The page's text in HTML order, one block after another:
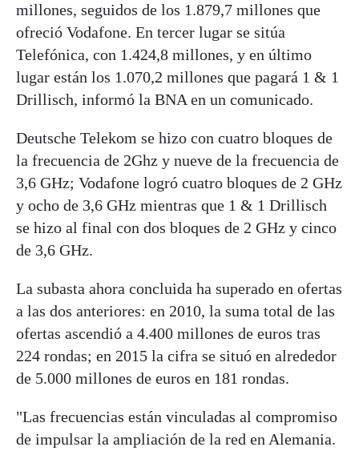
millones, seguidos de los 1.879,7 millones que
ofreció Vodafone. En tercer lugar se sitúa
Telefónica, con 1.424,8 millones, y en último
lugar están los 1.070,2 millones que pagará 1 & 1
Drillisch, informó la BNA en un comunicado.
Deutsche Telekom se hizo con cuatro bloques de
la frecuencia de 2Ghz y nueve de la frecuencia de
3,6 GHz; Vodafone logró cuatro bloques de 2 GHz
y ocho de 3,6 GHz mientras que 1 & 1 Drillisch
se hizo al final con dos bloques de 2 GHz y cinco
de 3,6 GHz.
La subasta ahora concluida ha superado en ofertas
a las dos anteriores: en 2010, la suma total de las
ofertas ascendió a 4.400 millones de euros tras
224 rondas; en 2015 la cifra se situó en alrededor
de 5.000 millones de euros en 181 rondas.
"Las frecuencias están vinculadas al compromiso
de impulsar la ampliación de la red en Alemania.